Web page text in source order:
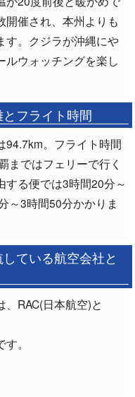
開催され、本州よりも
す。クジラが沖縄にや
ルウォッチングを楽し
フライト時間
94.7km。フライト時間
まではフェリーで行く
する便では3時間20分～
～3時間50分かかりま
ている航空会社と
RAC(日本航空)と
。